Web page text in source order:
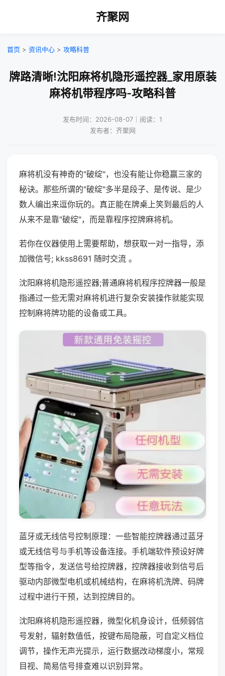
齐聚网
首页 > 资讯中心 > 攻略科普
牌路清晰!沈阳麻将机隐形遥控器_家用原装
麻将机带程序吗-攻略科普
发布时间：2026-08-07｜阅读：1
发布者：齐聚网
麻将机没有神奇的"破绽"，也没有能让你稳赢三家的
秘诀。那些所谓的"破绽"多半是段子、是传说、是少
数人编出来逗你玩的。真正能在牌桌上笑到最后的人
从来不是靠"破绽"，而是靠程序控牌麻将机。
若你在仪器使用上需要帮助，想获取一对一指导，添
加微信号; kkss8691 随时交流 。
沈阳麻将机隐形遥控器;普通麻将机程序控牌器一般是
指通过一些无需对麻将机进行复杂安装操作就能实现
控制麻将牌功能的设备或工具。
蓝牙或无线信号控制原理：一些智能控牌器通过蓝牙
或无线信号与手机等设备连接。手机端软件预设好牌
型等指令，发送信号给控牌器，控牌器接收到信号后
驱动内部微型电机或机械结构，在麻将机洗牌、码牌
过程中进行干预，达到控牌目的。
沈阳麻将机隐形遥控器，微型化机身设计，低频弱信
号发射，辐射数值低，按键布局隐蔽，可自定义档位
调节，操作无声光提示，运行数据改动梯度小，常规
目视、简易信号排查难以识别异常。